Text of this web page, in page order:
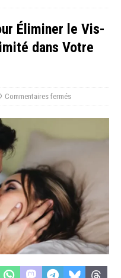
Éliminer le Vis-
dans Votre
Commentaires fermés